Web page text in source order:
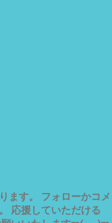
ます。 フォローかコメ
応援していただける